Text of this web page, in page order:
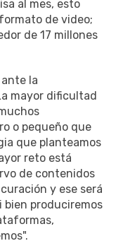
al mes, esto
de video;
de 17 millones
la
mayor dificultad
o pequeño que
que planteamos
reto está
de contenidos
y ese será
bien produciremos